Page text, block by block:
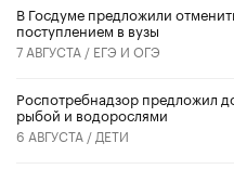
В Госдуме предложили
поступлением в вузы
7 АВГУСТА / ЕГЭ И ОГЭ
Роспотребнадзор предложил
рыбой и водорослями
6 АВГУСТА / ДЕТИ